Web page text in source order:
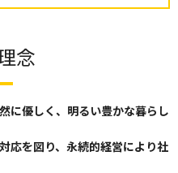
念
に優しく、明るい豊かな暮らし
応を図り、永続的経営により社